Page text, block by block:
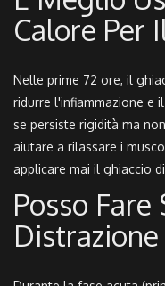
Calore Per
Nelle prime 72 ore, il
ridurre l'infiammazione e
se persiste rigidità ma
aiutare a rilassare i
applicare mai il ghiaccio
Posso Fare
Distrazione